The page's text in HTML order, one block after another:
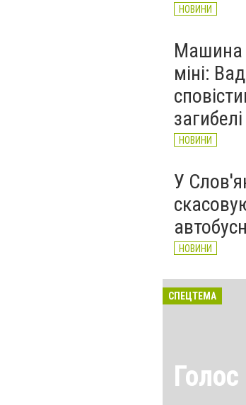
НОВИНИ
Машина
міні:
НОВИНИ
У
НОВИНИ
СПЕЦТЕМА